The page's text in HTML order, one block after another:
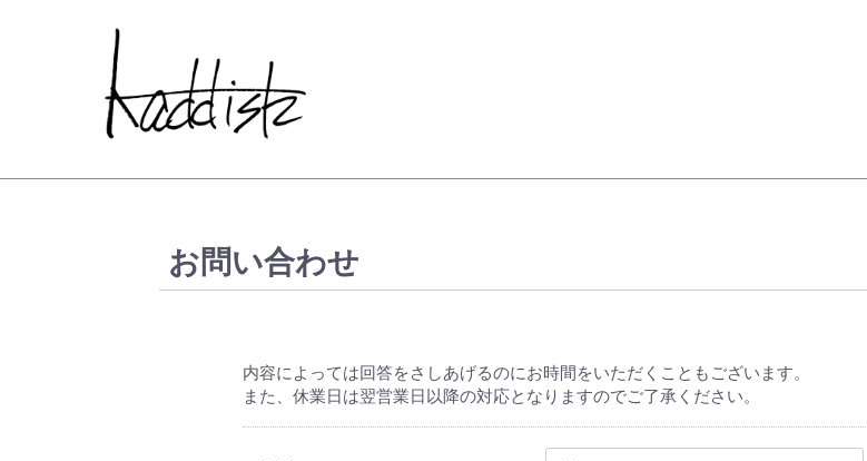
お問い合わせ
内容によっては回答をさしあげるのにお時間をいただくこともございます。
また、休業日は翌営業日以降の対応となりますのでご了承ください。